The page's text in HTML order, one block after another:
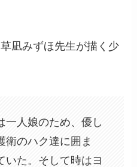
凪みずほ先生が描く少
一人娘のため、優し
衛のハク達に囲ま
いた。そして時はヨ